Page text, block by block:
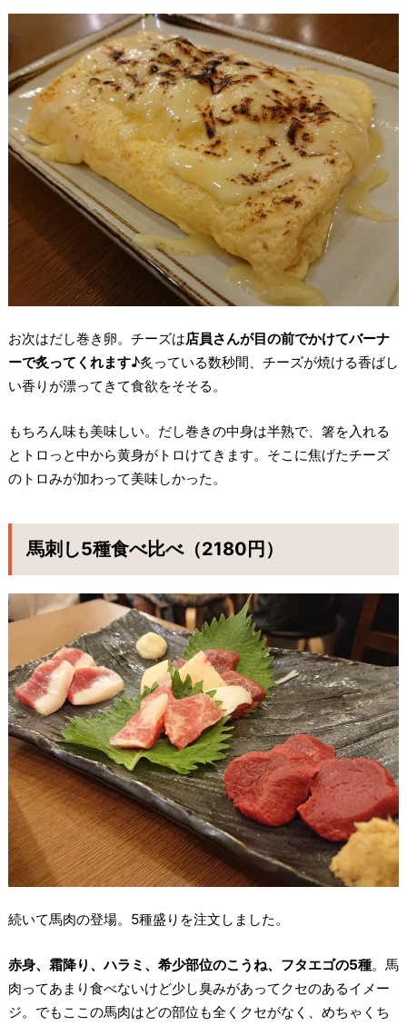
お次はだし巻き卵。チーズは店員さんが目の前でかけてバーナ
ーで炙ってくれます♪炙っている数秒間、チーズが焼ける香ばし
い香りが漂ってきて食欲をそそる。
もちろん味も美味しい。だし巻きの中身は半熟で、箸を入れる
とトロっと中から黄身がトロけてきます。そこに焦げたチーズ
のトロみが加わって美味しかった。
馬刺し5種食べ比べ（2180円）
続いて馬肉の登場。5種盛りを注文しました。
赤身、霜降り、ハラミ、希少部位のこうね、フタエゴの5種。馬
肉ってあまり食べないけど少し臭みがあってクセのあるイメー
ジ。でもここの馬肉はどの部位も全くクセがなく、めちゃくち